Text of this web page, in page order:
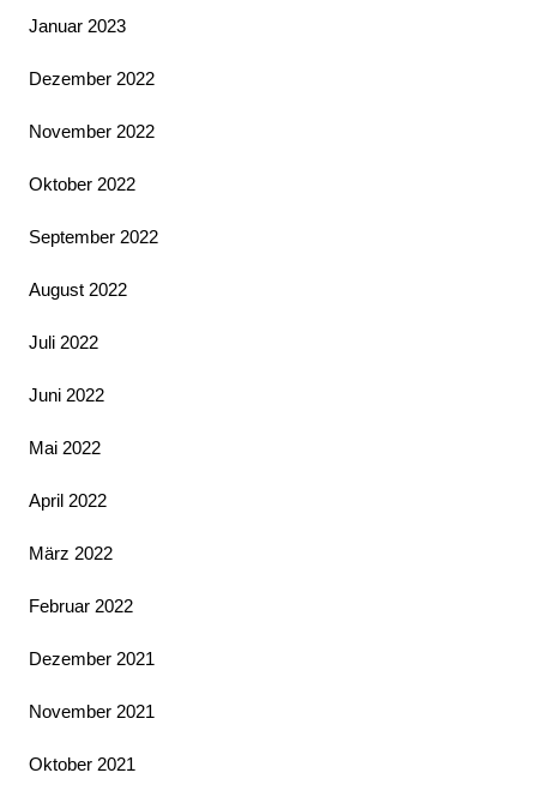
Januar 2023
Dezember 2022
November 2022
Oktober 2022
September 2022
August 2022
Juli 2022
Juni 2022
Mai 2022
April 2022
März 2022
Februar 2022
Dezember 2021
November 2021
Oktober 2021